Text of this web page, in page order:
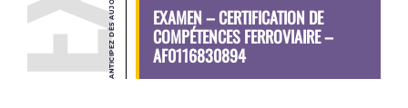
EXAMEN – CERTIFICATION DE
COMPÉTENCES FERROVIAIRE –
AF0116830894